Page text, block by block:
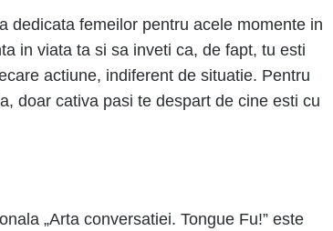
dedicata femeilor pentru acele momente in
in viata ta si sa inveti ca, de fapt, tu esti
actiune, indiferent de situatie. Pentru
doar cativa pasi te despart de cine esti cu
„Arta conversatiei. Tongue Fu!” este